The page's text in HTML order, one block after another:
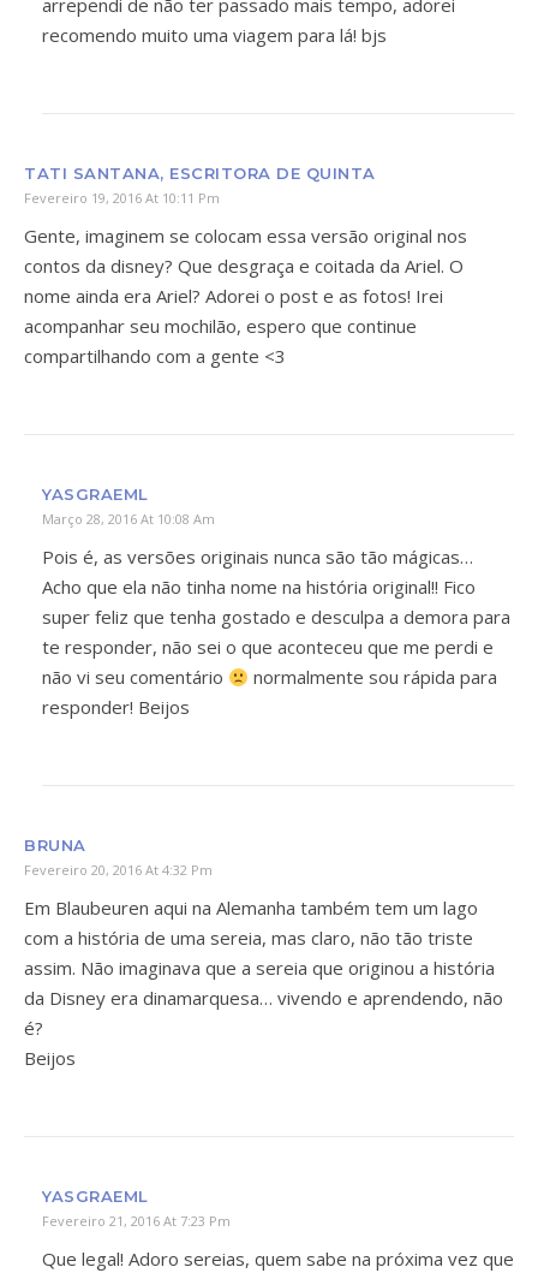
arrependi de não ter passado mais tempo, adorei
recomendo muito uma viagem para lá! bjs
TATI SANTANA, ESCRITORA DE QUINTA
Fevereiro 19, 2016 At 10:11 Pm
Gente, imaginem se colocam essa versão original nos
contos da disney? Que desgraça e coitada da Ariel. O
nome ainda era Ariel? Adorei o post e as fotos! Irei
acompanhar seu mochilão, espero que continue
compartilhando com a gente <3
YASGRAEML
Março 28, 2016 At 10:08 Am
Pois é, as versões originais nunca são tão mágicas…
Acho que ela não tinha nome na história original!! Fico
super feliz que tenha gostado e desculpa a demora para
te responder, não sei o que aconteceu que me perdi e
não vi seu comentário
normalmente sou rápida para
responder! Beijos
BRUNA
Fevereiro 20, 2016 At 4:32 Pm
Em Blaubeuren aqui na Alemanha também tem um lago
com a história de uma sereia, mas claro, não tão triste
assim. Não imaginava que a sereia que originou a história
da Disney era dinamarquesa… vivendo e aprendendo, não
é?
Beijos
YASGRAEML
Fevereiro 21, 2016 At 7:23 Pm
Que legal! Adoro sereias, quem sabe na próxima vez que